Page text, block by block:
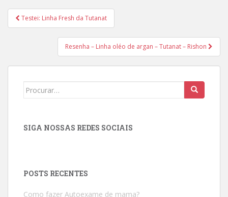
Navegação
de
Testei: Linha Fresh da Tutanat
Resenha – Linha oléo de argan – Tutanat – Rishon
Search
SIGA NOSSAS REDES SOCIAIS
POSTS RECENTES
Como fazer Autoexame de mama?